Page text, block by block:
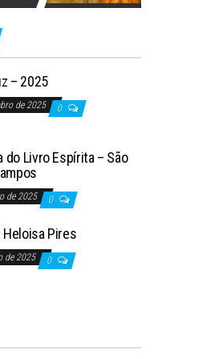
– 2025
de 2025 0
do Livro Espírita – São
de 2025 0
Pires
de 2025 0